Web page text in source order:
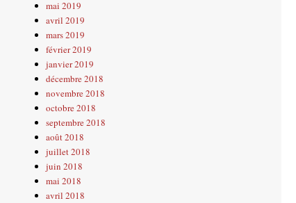
mai 2019
avril 2019
mars 2019
février 2019
janvier 2019
décembre 2018
novembre 2018
octobre 2018
septembre 2018
août 2018
juillet 2018
juin 2018
mai 2018
avril 2018